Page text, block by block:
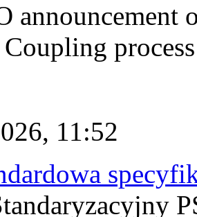
announcement
11:52